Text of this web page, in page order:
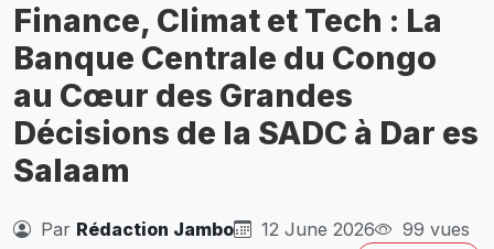
Finance, Climat et Tech : La
Banque Centrale du Congo
au Cœur des Grandes
Décisions de la SADC à Dar es
Salaam
Par Rédaction Jambo 12 June 2026 99 vues